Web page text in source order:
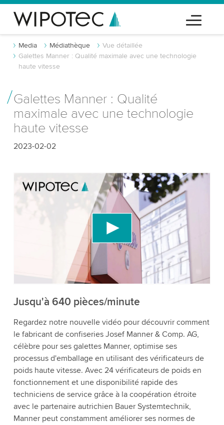
Media Médiathèque
Vue détaillée
Galettes Manner : Qualité maximale avec une technologie
haute vitesse
Galettes Manner : Qualité
maximale avec une technologie
haute vitesse
2023-02-02
Nous avons besoin de votre consentement
pour charger le service vidéo YouTube!
Nous utilisons un service tiers pour intégrer du
contenu vidéo susceptible de collecter des
données sur votre activité. Veuillez consulter les
détails et accepter le service pour regarder cette
Jusqu'à 640 pièces/minute
Regardez notre nouvelle vidéo pour découvrir comment
le fabricant de confiseries Josef Manner & Comp. AG,
célèbre pour ses galettes Manner, optimise ses
processus d'emballage en utilisant des vérificateurs de
poids haute vitesse. Avec 24 vérificateurs de poids en
fonctionnement et une disponibilité rapide des
techniciens de service grâce à la coopération étroite
avec le partenaire autrichien Bauer Systemtechnik,
Manner peut constamment améliorer ses normes de